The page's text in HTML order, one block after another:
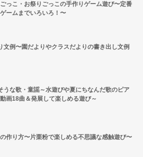
っこ・お祭りごっこの手作りゲーム遊び〜定番
ームまでいろいろ！〜
文例〜園だよりやクラスだよりの書き出し文例
うな歌・童謡～水遊びや夏にちなんだ歌のピア
画18曲＆発展して楽しめる遊び～
作り方〜片栗粉で楽しめる不思議な感触遊び〜